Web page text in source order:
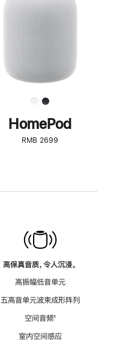
了
解
HomePod<
HomePod
RMB 2699
高保真音质，令人沉浸。
高振幅低音单元
五高音单元波束成形阵列
空间音频脚
¹
室内空间感应